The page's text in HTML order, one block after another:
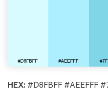
HEX: #D8FBFF #AEEFFF